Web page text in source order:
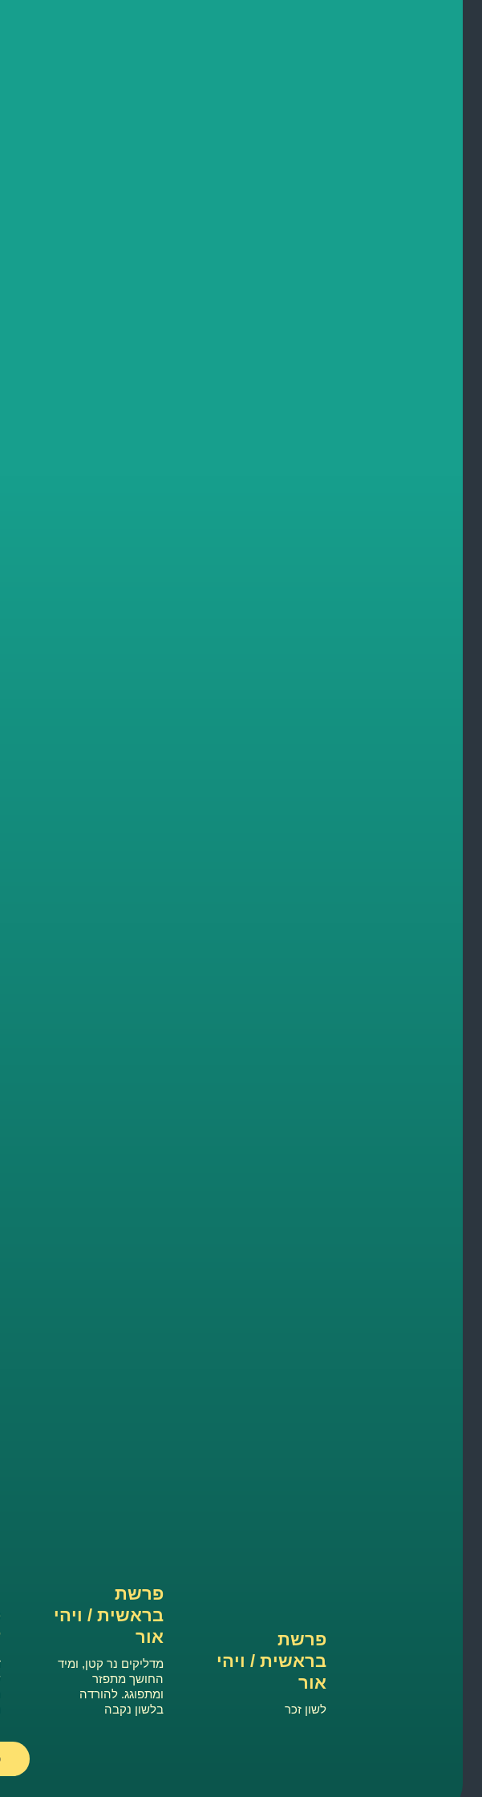
פרשת
בראשית / ויהי
אור
לשון זכר
פרשת
בראשית / ויהי
אור
מדליקים נר קטן, ומיד
החושך מתפזר
ומתפוגג. להורדה
בלשון נקבה